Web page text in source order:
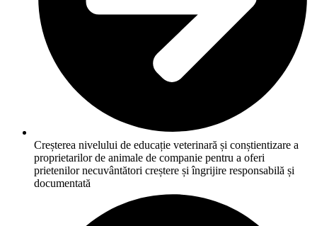
Creșterea nivelului de educație veterinară și conștientizare a
proprietarilor de animale de companie pentru a oferi
prietenilor necuvântători creștere și îngrijire responsabilă și
documentată